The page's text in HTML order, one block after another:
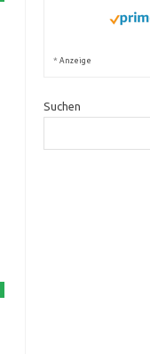
* Anzeige
Suchen